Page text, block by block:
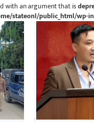
with an argument that is
stateonl/public_html/wp-